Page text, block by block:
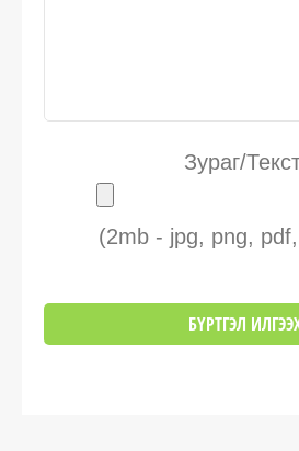
Зураг/
(2mb - jpg, png,